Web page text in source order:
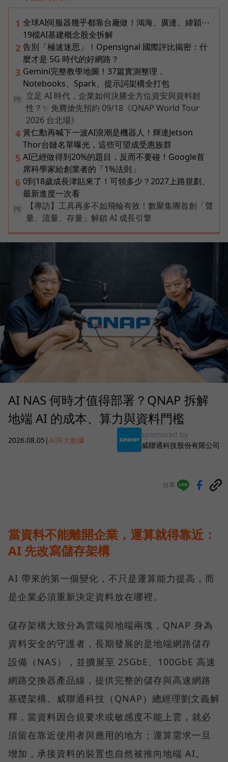
1 全球AI伺服器幾乎都靠台廠做！鴻海、廣達、緯穎⋯
19檔AI基建概念股全拆解
2 告別「極速迷思」！Opensignal 國際評比揭密：什
麼才是 5G 時代的好網路？
3 Gemini完整教學地圖！37篇實測整理，
Notebooks、Spark、提示詞架構全打包
PR
立足 AI 時代，企業如何決勝全方位資安與資料韌
性？✨ 免費搶先預約 09/18《QNAP World Tour
2026 台北場》
4 黃仁勳再喊下一波AI浪潮是機器人！輝達Jetson
Thor台鏈名單曝光，這些可望成受惠族群
5 AI已經做得到20%的題目，反而不要碰！Google首
席科學家給創業者的「1%法則」
6 0到18歲成長津貼來了！可領多少？2027上路規劃、
最新進度一次看
PR
【專訪】工具再多不如飛輪有效！數聚集團首創「聲
量、流量、存量」解鎖 AI 成長引擎
AI NAS 何時才值得部署？QNAP 拆解
地端 AI 的成本、算力與資料門檻
2026.08.05 |AI與大數據
sponsored by
威聯通科技股份有限公司
分享
當資料不能離開企業，運算就得靠近：
AI 先改寫儲存架構
AI 帶來的第一個變化，不只是運算能力提高，而
是企業必須重新決定資料放在哪裡。
儲存架構大致分為雲端與地端兩塊，QNAP 身為
資料安全的守護者，長期發展的是地端網路儲存
設備（NAS），並擴展至 25GbE、100GbE 高速
網路交換器產品線，提供完整的儲存與高速網路
基礎架構。威聯通科技（QNAP）總經理劉文義解
釋，當資料因合規要求或敏感度不能上雲，就必
須留在靠近使用者與應用的地方；運算需求一旦
增加，承接資料的裝置也自然被推向地端 AI。